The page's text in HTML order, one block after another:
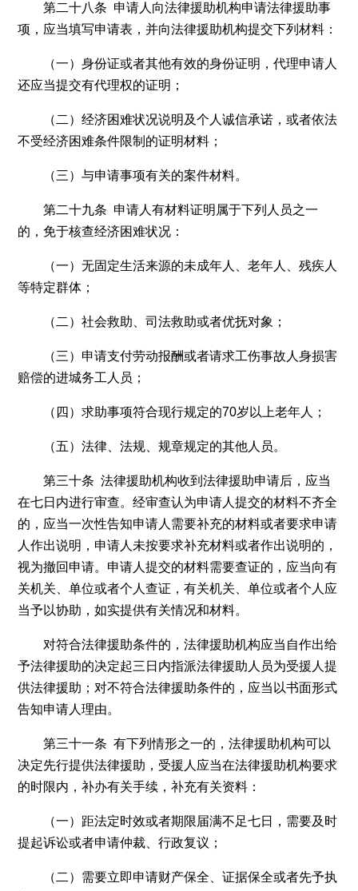
第二十八条 申请人向法律援助机构申请法律援助事
项，应当填写申请表，并向法律援助机构提交下列材料：
（一）身份证或者其他有效的身份证明，代理申请人
还应当提交有代理权的证明；
（二）经济困难状况说明及个人诚信承诺，或者依法
不受经济困难条件限制的证明材料；
（三）与申请事项有关的案件材料。
第二十九条 申请人有材料证明属于下列人员之一
的，免于核查经济困难状况：
（一）无固定生活来源的未成年人、老年人、残疾人
等特定群体；
（二）社会救助、司法救助或者优抚对象；
（三）申请支付劳动报酬或者请求工伤事故人身损害
赔偿的进城务工人员；
（四）求助事项符合现行规定的70岁以上老年人；
（五）法律、法规、规章规定的其他人员。
第三十条 法律援助机构收到法律援助申请后，应当
在七日内进行审查。经审查认为申请人提交的材料不齐全
的，应当一次性告知申请人需要补充的材料或者要求申请
人作出说明，申请人未按要求补充材料或者作出说明的，
视为撤回申请。申请人提交的材料需要查证的，应当向有
关机关、单位或者个人查证，有关机关、单位或者个人应
当予以协助，如实提供有关情况和材料。
对符合法律援助条件的，法律援助机构应当自作出给
予法律援助的决定起三日内指派法律援助人员为受援人提
供法律援助；对不符合法律援助条件的，应当以书面形式
告知申请人理由。
第三十一条 有下列情形之一的，法律援助机构可以
决定先行提供法律援助，受援人应当在法律援助机构要求
的时限内，补办有关手续，补充有关资料：
（一）距法定时效或者期限届满不足七日，需要及时
提起诉讼或者申请仲裁、行政复议；
（二）需要立即申请财产保全、证据保全或者先予执